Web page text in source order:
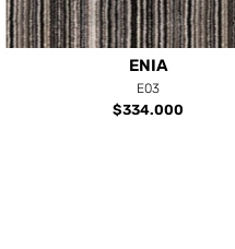
ENIA
E03
$334.000